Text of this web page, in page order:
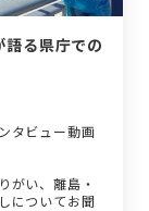
語る県庁での
タビュー動画
がい、離島・
についてお聞